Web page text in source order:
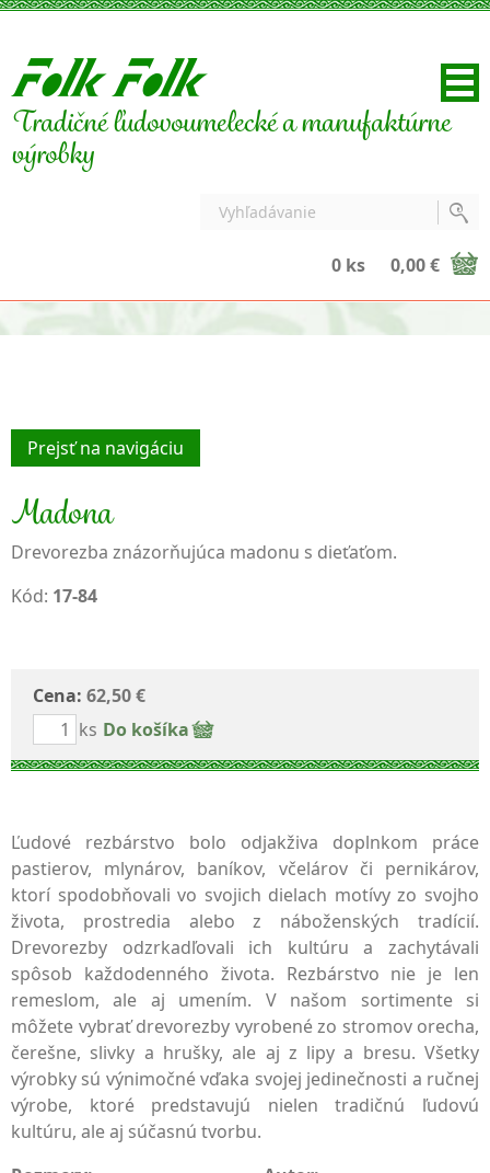
Tradičné ľudovoumelecké a manufaktúrne
výrobky
0 ks 0,00 €
Prejsť na navigáciu
Madona
Drevorezba znázorňujúca madonu s dieťaťom.
Kód: 17-84
Cena: 62,50 €
ks Do košíka
Ľudové rezbárstvo bolo odjakživa doplnkom práce
pastierov, mlynárov, baníkov, včelárov či pernikárov,
ktorí spodobňovali vo svojich dielach motívy zo svojho
života, prostredia alebo z náboženských tradícií.
Drevorezby odzrkadľovali ich kultúru a zachytávali
spôsob každodenného života. Rezbárstvo nie je len
remeslom, ale aj umením. V našom sortimente si
môžete vybrať drevorezby vyrobené zo stromov orecha,
čerešne, slivky a hrušky, ale aj z lipy a bresu. Všetky
výrobky sú výnimočné vďaka svojej jedinečnosti a ručnej
výrobe, ktoré predstavujú nielen tradičnú ľudovú
kultúru, ale aj súčasnú tvorbu.